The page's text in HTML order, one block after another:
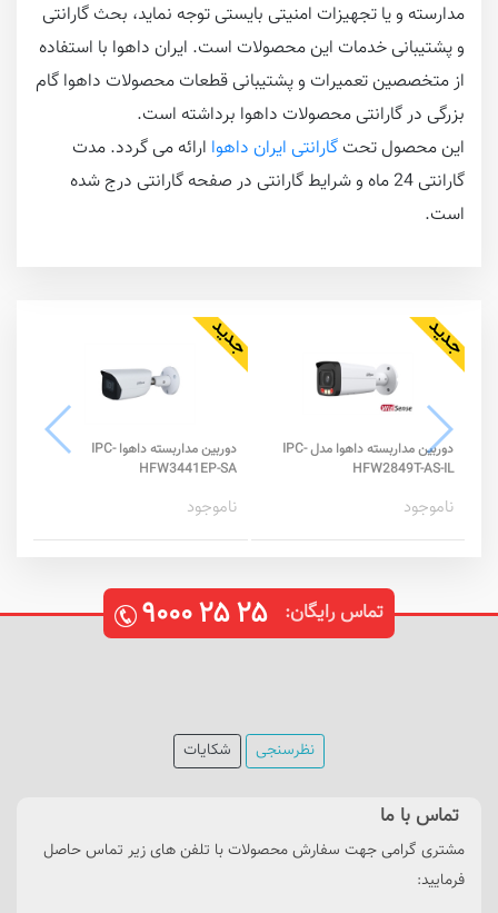
مدارسته و یا تجهیزات امنیتی بایستی توجه نماید، بحث گارانتی
و پشتیبانی خدمات این محصولات است. ایران داهوا با استفاده
از متخصصین تعمیرات و پشتیبانی قطعات محصولات داهوا گام
بزرگی در گارانتی محصولات داهوا برداشته است.
این محصول تحت گارانتی ایران داهوا ارائه می گردد. مدت
گارانتی 24 ماه و شرایط گارانتی در صفحه گارانتی درج شده
است.
دوربین مداربسته داهوا مدل IPC-
HFW2849T-AS-IL
ناموجود
دوربین مداربسته داهوا IPC-
HFW3441EP-SA
ناموجود
تماس رایگان: ۹۰۰۰۲۵۲۵
نظرسنجی شکایات
تماس با ما
مشتری گرامی جهت سفارش محصولات با تلفن های زیر تماس حاصل
فرمایید: